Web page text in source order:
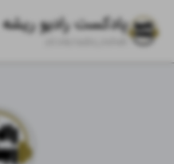
پادکست رادیو ریشه